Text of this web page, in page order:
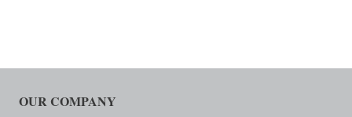
OUR COMPANY